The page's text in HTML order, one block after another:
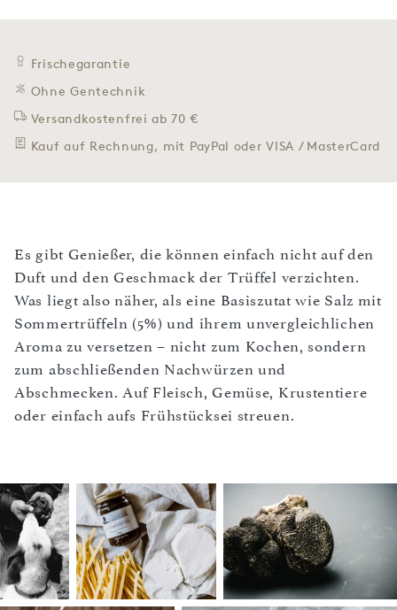
Frischegarantie
Ohne Gentechnik
Versandkostenfrei ab 70 €
Kauf auf Rechnung, mit PayPal oder VISA / MasterCard
Es gibt Genießer, die können einfach nicht auf den
Duft und den Geschmack der Trüffel verzichten.
Was liegt also näher, als eine Basiszutat wie Salz mit
Sommertrüffeln (5%) und ihrem unvergleichlichen
Aroma zu versetzen – nicht zum Kochen, sondern
zum abschließenden Nachwürzen und
Abschmecken. Auf Fleisch, Gemüse, Krustentiere
oder einfach aufs Frühstücksei streuen.